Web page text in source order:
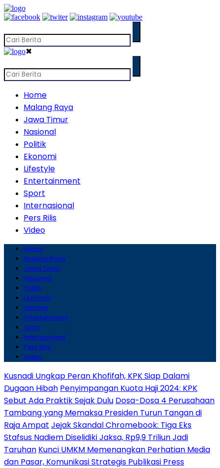
✖
Home
Malang Raya
Jawa Timur
Nasional
Politik
Ekonomi
Lifestyle
Entertainment
Sport
Internasional
Pers Rilis
Video
Home
Malang Raya
Jawa Timur
Nasional
Politik
Ekonomi
Lifestyle
Entertainment
Sport
Internasional
Pers Rilis
Video
Kusnadi Ungkap Peran Khofifah, KPK Siap Dalami
Dugaan Hibah Penyimpangan Kuota Haji 2024: KPK
Sebut Ada Praktik Sejak Dulu Dosa-Dosa 4 Perusahaan
Tambang yang Memaksa Presiden Turun Tangan di
Raja Ampat Jejak Skandal Chromebook: Tiga Eks
Stafsus Nadiem Diselidiki Jaksa, Rp9,9 Triliun Jadi
Taruhan Kunci UMKM Memenangkan Perhatian Media
dan Pasar, Komunikasi Strategis Publikasi Press